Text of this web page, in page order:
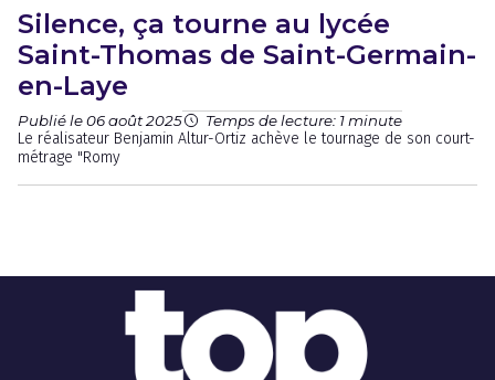
Silence, ça tourne au lycée
Saint-Thomas de Saint-Germain-
en-Laye
Publié le 06 août 2025 Temps de lecture: 1 minute
Le réalisateur Benjamin Altur-Ortiz achève le tournage de son court-
métrage "Romy